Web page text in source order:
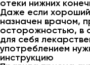
отеки нижних
Даже если
назначен врачом,
осторожностью, в
для себя
употреблением
инструкцию